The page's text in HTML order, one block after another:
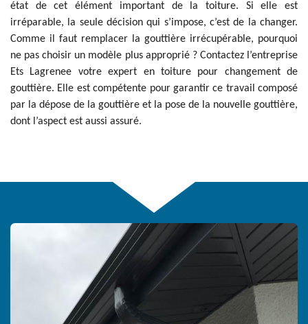
état de cet élément important de la toiture. Si elle est
irréparable, la seule décision qui s’impose, c’est de la changer.
Comme il faut remplacer la gouttière irrécupérable, pourquoi
ne pas choisir un modèle plus approprié ? Contactez l’entreprise
Ets Lagrenee votre expert en toiture pour changement de
gouttière. Elle est compétente pour garantir ce travail composé
par la dépose de la gouttière et la pose de la nouvelle gouttière,
dont l’aspect est aussi assuré.